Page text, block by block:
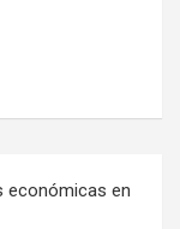
económicas en